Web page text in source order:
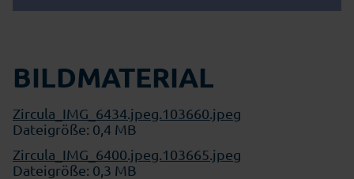
BILDMATERIAL
Zircula_IMG_6434.jpeg.103660.jpeg
Dateigröße: 0,4 MB
Zircula_IMG_6400.jpeg.103665.jpeg
Dateigröße: 0,3 MB